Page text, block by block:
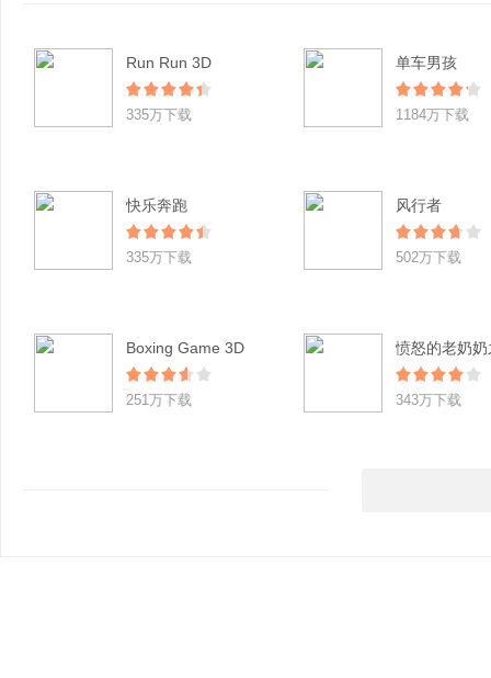
Run Run 3D
335万下载
单车男孩
1184万下载
快乐奔跑
335万下载
风行者
502万下载
Boxing Game 3D
251万下载 343万下载